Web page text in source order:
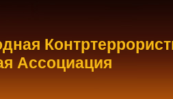
Ассоциация